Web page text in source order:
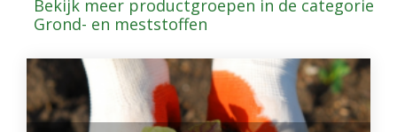
Bekijk meer productgroepen in de categorie
Grond- en meststoffen